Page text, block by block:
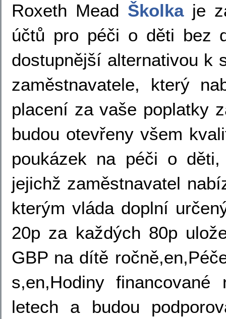
Roxeth Mead Školkaje
účtů pro péči o děti bez
dostupnější alternativou k
zaměstnavatele, který
placení za vaše poplatky
budou otevřeny všem
poukázek na péči o
jejichž zaměstnavatel
kterým vláda doplní
20p za každých 80p
GBP na dítě
s,en,Hodiny
letech a budou